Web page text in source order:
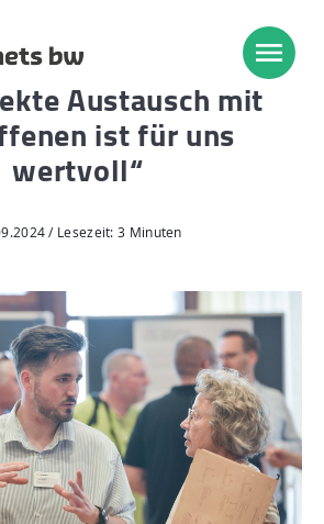
SEL:
– Heilbronn
a. N.
N. – Bissingen
Betrieb
Austausch mit
ist für uns
wertvoll“
/ Lesezeit: 3 Minuten